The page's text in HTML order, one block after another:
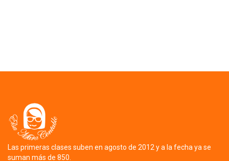
Las primeras clases suben en agosto de 2012 y a la fecha ya se
suman más de 850.